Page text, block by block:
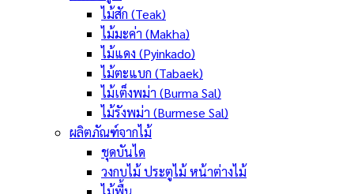
ไม้สัก (Teak)
ไม้มะค่า (Makha)
ไม้แดง (Pyinkado)
ไม้ตะแบก (Tabaek)
ไม้เต็งพม่า (Burma Sal)
ไม้รังพม่า (Burmese Sal)
ผลิตภัณฑ์จากไม้
ชุดบันได
วงกบไม้ ประตูไม้ หน้าต่างไม้